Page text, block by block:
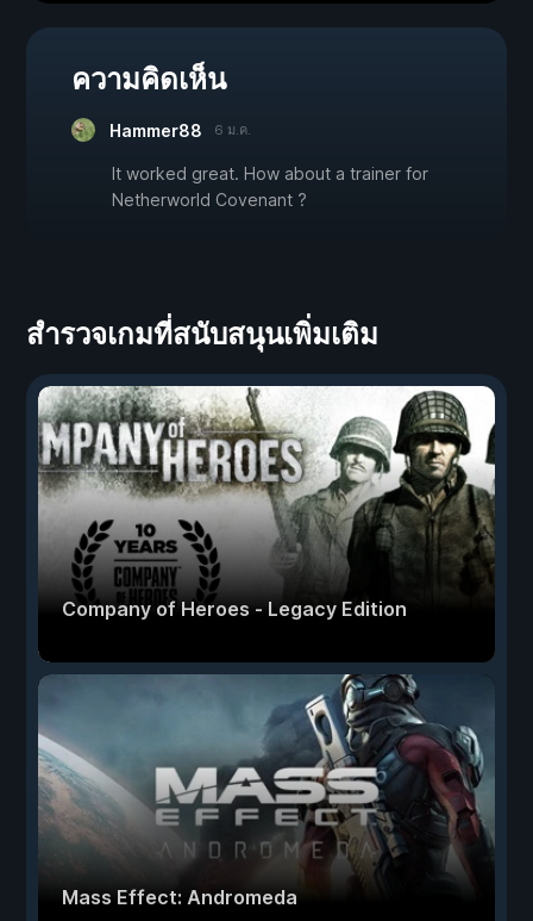
ความคิดเห็น
Hammer88 6 ม.ค.
It worked great. How about a trainer for
Netherworld Covenant ?
สำรวจเกมที่สนับสนุนเพิ่มเติม
Company of Heroes - Legacy Edition
Mass Effect: Andromeda